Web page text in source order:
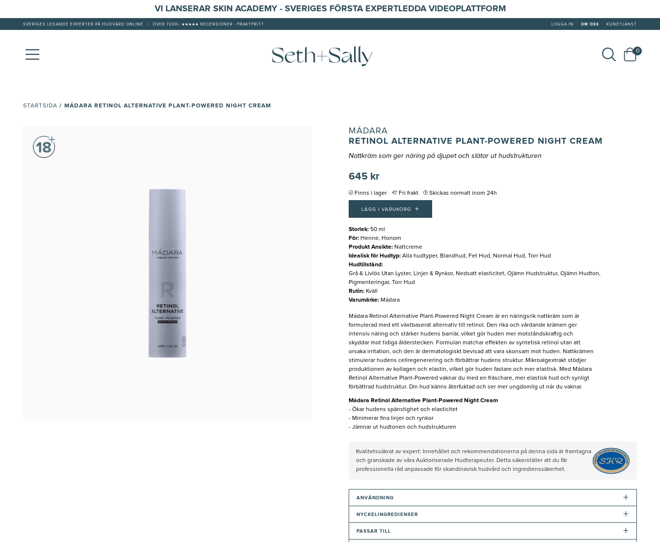
VI LANSERAR SKIN ACADEMY - SVERIGES FÖRSTA EXPERTLEDDA VIDEOPLATTFORM
SVERIGES LEDANDE EXPERTER PÅ HUDVÅRD ONLINE ÖVER 7200+ ★★★★★ RECENSIONER - FRAKTFRITT LOGGA IN OM OSS KUNDTJÄNST
0
STARTSIDA / MÁDARA RETINOL ALTERNATIVE PLANT-POWERED NIGHT CREAM
MÁDARA
RETINOL ALTERNATIVE PLANT-POWERED NIGHT CREAM
Nattkräm som ger näring på djupet och slätar ut hudstrukturen
645 kr
Finns i lager Fri frakt Skickas normalt inom 24h
LÄGG I VARUKORG +
Storlek: 50 ml
För: Henne, Honom
Produkt Ansikte: Nattcreme
Idealisk för Hudtyp: Alla hudtyper, Blandhud, Fet Hud, Normal Hud, Torr Hud
Hudtillstånd:
Grå & Livlös Utan Lyster, Linjer & Rynkor, Nedsatt elasticitet, Ojämn Hudstruktur, Ojämn Hudton,
Pigmenteringar, Torr Hud
Rutin: Kväll
Varumärke: Mádara
Mádara Retinol Alternative Plant-Powered Night Cream är en näringsrik nattkräm som är
formulerad med ett växtbaserat alternativ till retinol. Den rika och vårdande krämen ger
intensiv näring och stärker hudens barriär, vilket gör huden mer motståndskraftig och
skyddar mot tidiga ålderstecken. Formulan matchar effekten av syntetisk retinol utan att
orsaka irritation, och den är dermatologiskt bevisad att vara skonsam mot huden. Nattkrämen
stimulerar hudens cellregenerering och förbättrar hudens struktur. Mikroalgextrakt stödjer
produktionen av kollagen och elastin, vilket gör huden fastare och mer elastisk. Med Mádara
Retinol Alternative Plant-Powered vaknar du med en fräschare, mer elastisk hud och synligt
förbättrad hudstruktur. Din hud känns återfuktad och ser mer ungdomlig ut när du vaknar.
Mádara Retinol Alternative Plant-Powered Night Cream
- Ökar hudens spänstighet och elasticitet
- Minimerar fina linjer och rynkor
- Jämnar ut hudtonen och hudstrukturen
Kvalitetssäkrat av expert: Innehållet och rekommendationerna på denna sida är framtagna
och granskade av våra Auktoriserade Hudterapeuter. Detta säkerställer att du får
professionella råd anpassade för skandinavisk hudvård och ingredienssäkerhet.
ANVÄNDNING +
NYCKELINGREDIENSER +
PASSAR TILL +